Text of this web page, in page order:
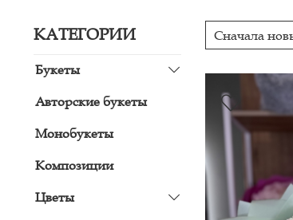
КАТЕГОРИИ
Букеты
Авторские букеты
Монобукеты
Композиции
Цветы
Сначала